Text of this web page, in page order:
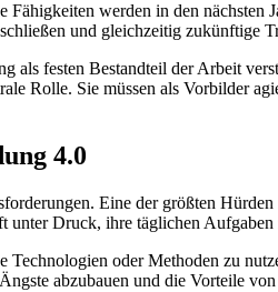
werden in den
und gleichzeitig zukünftige
festen Bestandteil der Arbeit
Rolle. Sie müssen als Vorbilder
4.0
Eine der größten
Druck, ihre täglichen
oder Methoden zu
abzubauen und die Vorteile